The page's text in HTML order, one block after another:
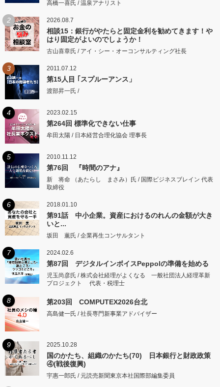
高橋一喜氏 / 温泉アナリスト
2 2026.08.7
相談15：銀行がやたらと固定金利を勧めてきます！や
はり固定がよいのでしょうか！
古山喜章氏 / アイ・シー・オーコンサルティング社長
3 2011.07.12
第15人目 ｢スプルーアンス」
渡部昇一氏 /
4 2023.02.15
第264回 標準化できない仕事
牟田太陽 / 日本経営合理化協会 理事長
5 2010.11.12
第76回 『時間のアナ』
新 将命 （あたらし まさみ）氏 / 国際ビジネスブレイン 代表
取締役
6 2018.01.10
第91話 中小企業。資産におけるのれんの金額が大き
いと...
坂田 薫氏 / 企業再生コンサルタント
7 2024.02.6
第87回 デジタルインボイスPeppolの準備を始める
児玉尚彦氏 / 株式会社経理がよくなる 一般社団法人経理革新
プロジェクト 代表・税理士
8 第203回 COMPUTEX2026台北
高島健一氏 / 社長専門新事業アドバイザー
9 2025.10.28
国のかたち、組織のかたち(70) 日本銀行と財政政策
④(戦後復興)
宇惠一郎氏 / 元読売新聞東京本社国際部編集委員